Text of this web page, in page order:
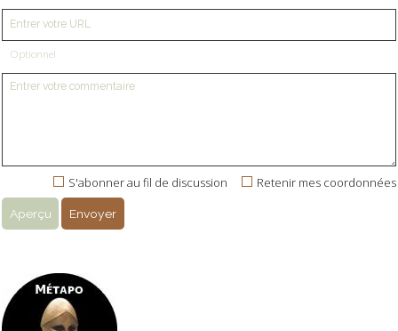
Optionnel
Retenir mes coordonnées
S'abonner au fil de discussion